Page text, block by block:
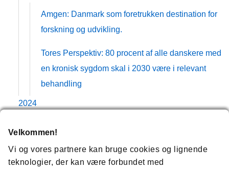
Velkommen!
Vi og vores partnere kan bruge cookies og lignende
teknologier, der kan være forbundet med
Amgen: Danmark som foretrukken destination for
forskning og udvikling.
Tores Perspektiv: 80 procent af alle danskere med
en kronisk sygdom skal i 2030 være i relevant
behandling
2024
Tore glæder sig over genvalg til Lifs bestyrelse
Tore glæder sig over genvalg til Lifs bestyrelse